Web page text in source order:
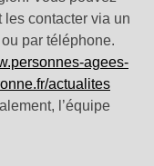
les contacter via un
par téléphone.
agees-
actualites
l’équipe